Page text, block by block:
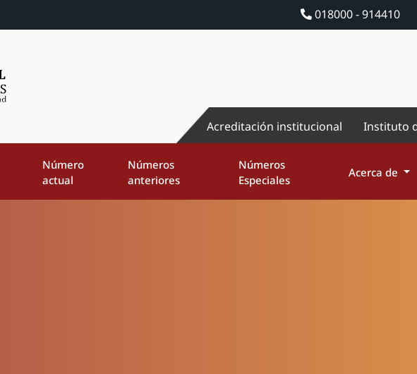
018000 - 914410
Acreditación institucional Instituto
Número
actual
Números
anteriores
Números
Especiales
Acerca de